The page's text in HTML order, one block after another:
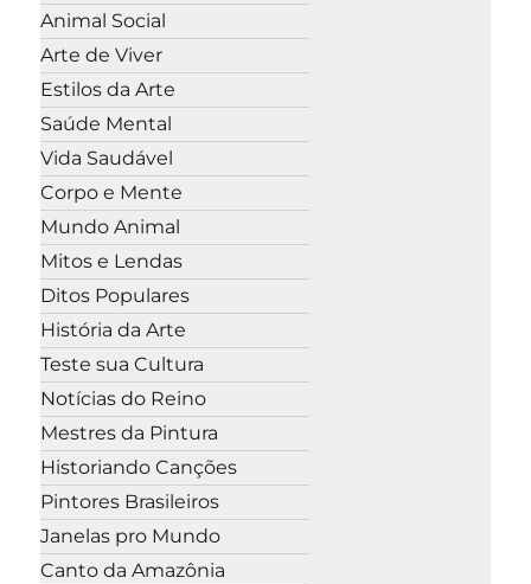
Animal Social
Arte de Viver
Estilos da Arte
Saúde Mental
Vida Saudável
Corpo e Mente
Mundo Animal
Mitos e Lendas
Ditos Populares
História da Arte
Teste sua Cultura
Notícias do Reino
Mestres da Pintura
Historiando Canções
Pintores Brasileiros
Janelas pro Mundo
Canto da Amazônia